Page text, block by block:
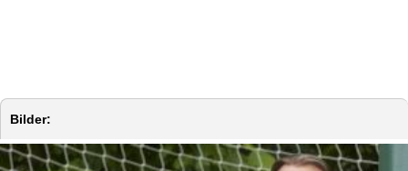
Bilder: